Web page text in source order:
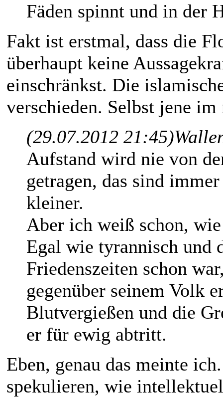
Fäden spinnt und in der
Fakt ist erstmal, dass die
überhaupt keine
einschränkst. Die
verschieden. Selbst jene im
(29.07.2012 21:45)
Aufstand wird nie von
getragen, das sind
kleiner.
Aber ich weiß schon,
Egal wie tyrannisch und
Friedenszeiten schon
gegenüber seinem Volk
Blutvergießen und die
er für ewig abtritt.
Eben, genau das meinte
spekulieren, wie